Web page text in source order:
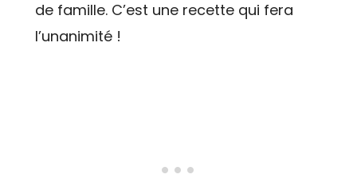
de famille. C’est une recette qui fera
l’unanimité !